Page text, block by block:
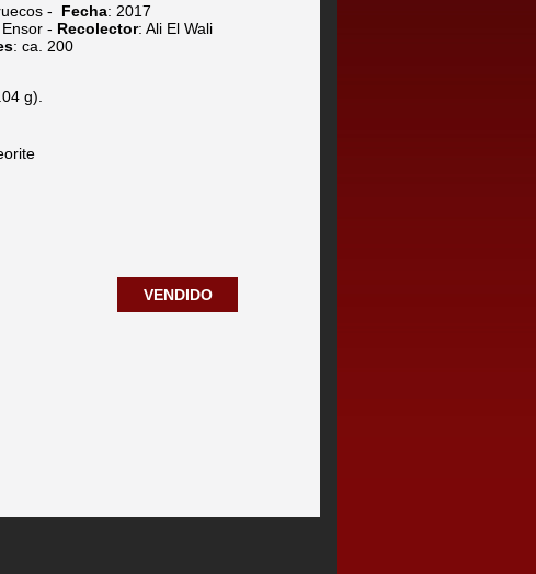
- Fecha: 2017
- Recolector: Ali El Wali
: ca. 200
g).
VENDIDO